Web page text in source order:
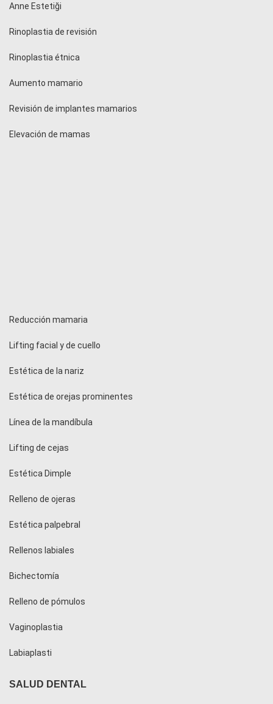
Anne Estetiği
Rinoplastia de revisión
Rinoplastia étnica
Aumento mamario
Revisión de implantes mamarios
Elevación de mamas
Reducción mamaria
Lifting facial y de cuello
Estética de la nariz
Estética de orejas prominentes
Línea de la mandíbula
Lifting de cejas
Estética Dimple
Relleno de ojeras
Estética palpebral
Rellenos labiales
Bichectomía
Relleno de pómulos
Vaginoplastia
Labiaplasti
SALUD DENTAL